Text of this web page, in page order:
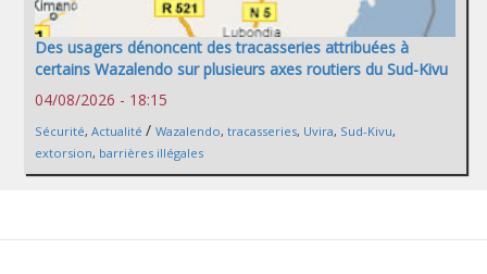
Des usagers dénoncent des tracasseries attribuées à
certains Wazalendo sur plusieurs axes routiers du Sud-Kivu
04/08/2026 - 18:15
Sécurité, Actualité / Wazalendo, tracasseries, Uvira, Sud-Kivu,
extorsion, barrières illégales